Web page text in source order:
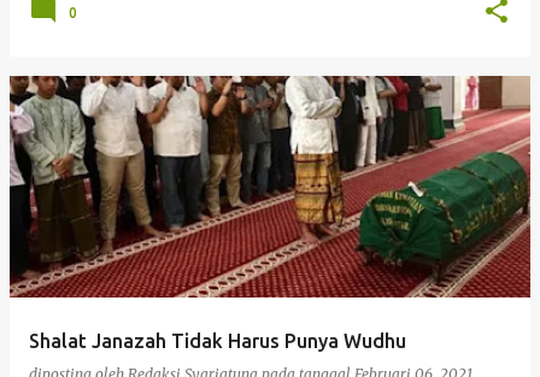
0
Shalat Janazah Tidak Harus Punya Wudhu